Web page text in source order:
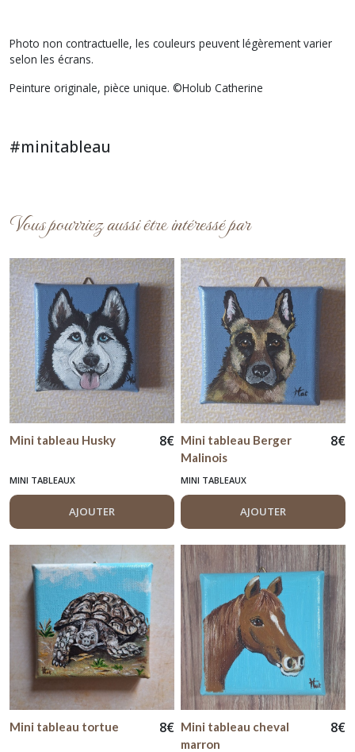
Photo non contractuelle, les couleurs peuvent légèrement varier
selon les écrans.
Peinture originale, pièce unique. ©Holub Catherine
#minitableau
Vous pourriez aussi être intéressé par
Mini tableau Husky 8€
MINI TABLEAUX
AJOUTER
Mini tableau Berger
Malinois
8€
MINI TABLEAUX
AJOUTER
Mini tableau tortue 8€ Mini tableau cheval
marron
8€